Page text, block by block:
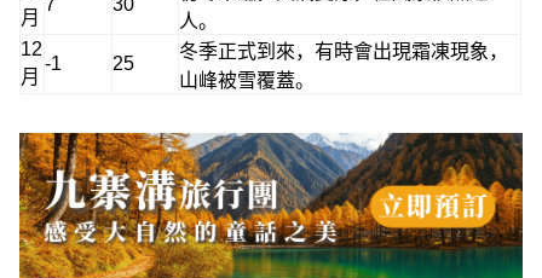
月
人。
12
月
-1 25
冬季正式到來，有時會出現霜凍現象，
山峰被雪覆蓋。